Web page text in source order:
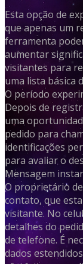
Esta opção de
que apenas um
ferramenta
aumentar
visitantes para
uma lista básica
O período
Depois de
uma
pedido para
identificações
para avaliar o
Mensagem
O proprietário
contato, que
visitante. No
detalhes do
de telefone. É
dados